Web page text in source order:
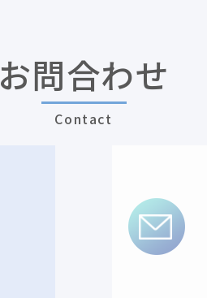
お問合わせ
Contact